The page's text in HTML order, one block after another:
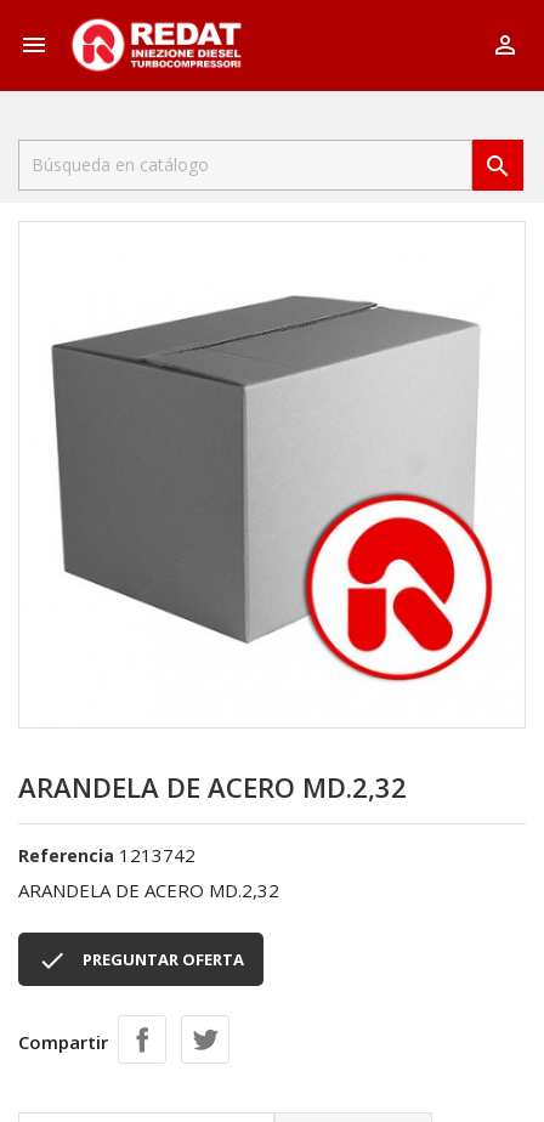
 

ARANDELA DE ACERO MD.2,32
Referencia 1213742
ARANDELA DE ACERO MD.2,32
 PREGUNTAR OFERTA
Compartir